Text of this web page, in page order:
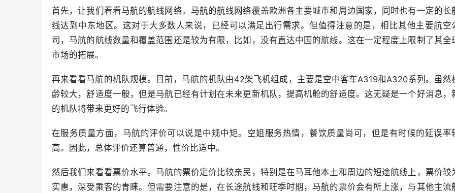
首先，让我们看看马航的航线网络。马航的航线网络覆盖欧洲各主要城市和周边国家，同时也有一定的长
线达到中东地区。这对于大多数人来说，已经可以满足出行需求。但值得注意的是，相比其他主要航空
司，马航的航线数量和覆盖范围还是较为有限，比如，没有直达中国的航线。这在一定程度上限制了其全
市场的拓展。
再来看看马航的机队规模。目前，马航的机队由42架飞机组成，主要是空中客车A319和A320系列。虽然
龄较大，舒适度一般，但是马航已经有计划在未来更新机队，提高机舱的舒适度。这无疑是一个好消息，
的机队将带来更好的飞行体验。
在服务质量方面，马航的评价可以说是中规中矩。空姐服务热情，餐饮质量尚可，但是有时候的延误率
高。因此，总体评价还算普通，性价比适中。
然后我们来看看票价水平。马航的票价定价比较亲民，特别是在马耳他本土和周边的短途航线上，票价较
实惠，深受乘客的青睐。但需要注意的是，在长途航线和旺季时期，马航的票价会有所上涨，与其他主流